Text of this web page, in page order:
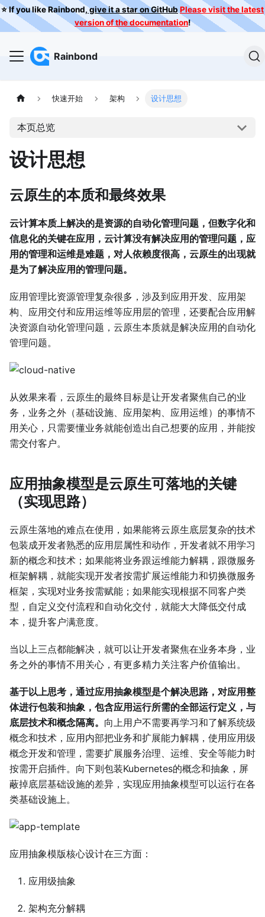
⭐️ If you like Rainbond,give it a star on GitHub Please visit the latest
version of the documentation!
Rainbond
快速开始 架构 设计思想
本页总览
设计思想
云原生的本质和最终效果
云计算本质上解决的是资源的自动化管理问题，但数字化和
信息化的关键在应用，云计算没有解决应用的管理问题，应
用的管理和运维是难题，对人依赖度很高，云原生的出现就
是为了解决应用的管理问题。
应用管理比资源管理复杂很多，涉及到应用开发、应用架
构、应用交付和应用运维等应用层的管理，还要配合应用解
决资源自动化管理问题，云原生本质就是解决应用的自动化
管理问题。
从效果来看，云原生的最终目标是让开发者聚焦自己的业
务，业务之外（基础设施、应用架构、应用运维）的事情不
用关心，只需要懂业务就能创造出自己想要的应用，并能按
需交付客户。
应用抽象模型是云原生可落地的关键
（实现思路）
云原生落地的难点在使用，如果能将云原生底层复杂的技术
包装成开发者熟悉的应用层属性和动作，开发者就不用学习
新的概念和技术；如果能将业务跟运维能力解耦，跟微服务
框架解耦，就能实现开发者按需扩展运维能力和切换微服务
框架，实现对业务按需赋能；如果能实现根据不同客户类
型，自定义交付流程和自动化交付，就能大大降低交付成
本，提升客户满意度。
当以上三点都能解决，就可以让开发者聚焦在业务本身，业
务之外的事情不用关心，有更多精力关注客户价值输出。
基于以上思考，通过应用抽象模型是个解决思路，对应用整
体进行包装和抽象，包含应用运行所需的全部运行定义，与
底层技术和概念隔离。 向上用户不需要再学习和了解系统级
概念和技术，应用内部把业务和扩展能力解耦，使用应用级
概念开发和管理，需要扩展服务治理、运维、安全等能力时
按需开启插件。向下则包装Kubernetes的概念和抽象，屏
蔽掉底层基础设施的差异，实现应用抽象模型可以运行在各
类基础设施上。
应用抽象模版核心设计在三方面：
应用级抽象
架构充分解耦